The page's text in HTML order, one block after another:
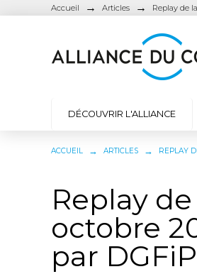
Accueil → Articles → Replay de
DÉCOUVRIR L'ALLIANCE
ACCUEIL → ARTICLES → REPLAY
Replay
octobre
par DGFiP